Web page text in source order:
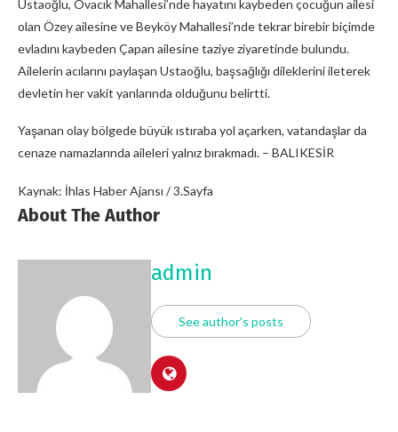
Ustaoğlu, Ovacık Mahallesi’nde hayatını kaybeden çocuğun ailesi
olan Özey ailesine ve Beyköy Mahallesi’nde tekrar birebir biçimde
evladını kaybeden Çapan ailesine taziye ziyaretinde bulundu.
Ailelerin acılarını paylaşan Ustaoğlu, başsağlığı dileklerini ileterek
devletin her vakit yanlarında olduğunu belirtti.
Yaşanan olay bölgede büyük ıstıraba yol açarken, vatandaşlar da
cenaze namazlarında aileleri yalnız bırakmadı. – BALIKESİR
Kaynak: İhlas Haber Ajansı / 3.Sayfa
About The Author
admin
See author's posts